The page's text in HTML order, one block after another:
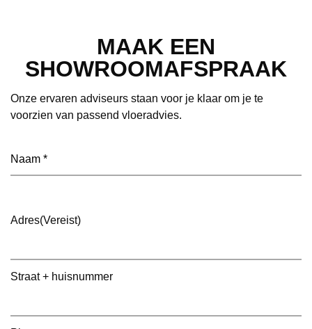
MAAK EEN
SHOWROOMAFSPRAAK
Onze ervaren adviseurs staan voor je klaar om je te
voorzien van passend vloeradvies.
Naam (Vereist)
Adres(Vereist)
Straat + huisnummer